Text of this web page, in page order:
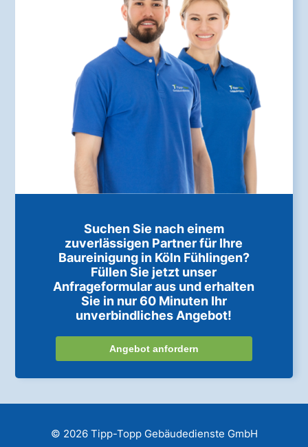
Suchen Sie nach einem
zuverlässigen Partner für Ihre
Baureinigung in Köln Fühlingen?
Füllen Sie jetzt unser
Anfrageformular aus und erhalten
Sie in nur 60 Minuten Ihr
unverbindliches Angebot!
Angebot anfordern
© 2026 Tipp-Topp Gebäudedienste GmbH